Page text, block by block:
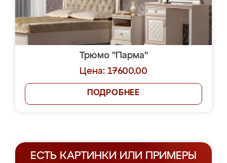
Трюмо "Парма"
Цена: 17600.00
ПОДРОБНЕЕ
ЕСТЬ КАРТИНКИ ИЛИ ПРИМЕРЫ